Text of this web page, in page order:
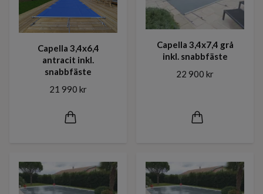
Capella 3,4x6,4
antracit inkl.
snabbfäste
21 990 kr
Capella 3,4x7,4 grå
inkl. snabbfäste
22 900 kr